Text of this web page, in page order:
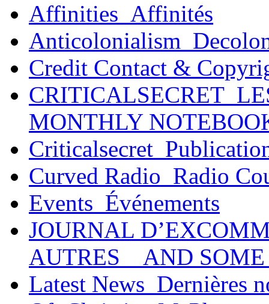
Affinities_Affinités
Credit Contact &
MONTHLY
Curved Radio_Radio
Events_Événements
JOURNAL
AUTRES _ AND
Latest News_Dernières